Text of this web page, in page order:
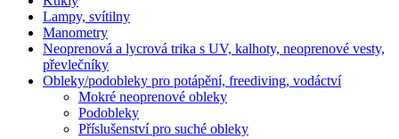
Lampy, svítilny
Manometry
Neoprenová a lycrová trika s UV, kalhoty, neoprenové vesty,
převlečníky
Obleky/podobleky pro potápění, freediving, vodáctví
Mokré neoprenové obleky
Podobleky
Příslušenství pro suché obleky